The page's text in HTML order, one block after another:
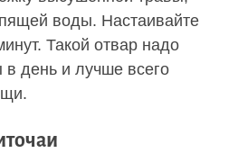
воды. Настаивайте
Такой отвар надо
день и лучше всего